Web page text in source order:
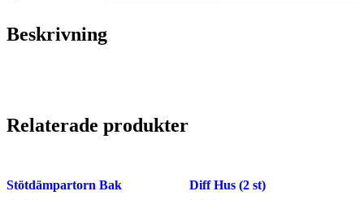
Beskrivning
Relaterade produkter
Stötdämpartorn Bak Diff Hus (2 st)